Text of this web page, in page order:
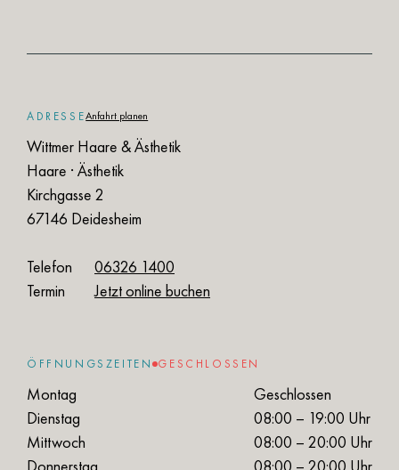
ADRESSEAnfahrt planen
Wittmer Haare & Ästhetik
Haare · Ästhetik
Kirchgasse 2
67146 Deidesheim
Telefon
06326 1400
Termin
Jetzt online buchen
ÖFFNUNGSZEITEN GESCHLOSSEN
Montag
Geschlossen
Dienstag
08:00 – 19:00 Uhr
Mittwoch
08:00 – 20:00 Uhr